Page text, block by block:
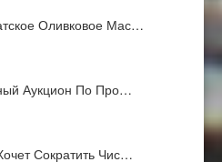
Оливковое Мас…
Аукцион По Про…
Сократить Чис…